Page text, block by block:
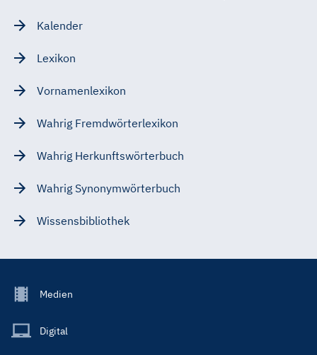
Kalender
Lexikon
Vornamenlexikon
Wahrig Fremdwörterlexikon
Wahrig Herkunftswörterbuch
Wahrig Synonymwörterbuch
Wissensbibliothek
Footer
Main
Medien
Digital